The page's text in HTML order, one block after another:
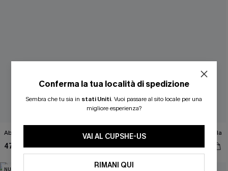
Abito midi verde Pine Trail
47,00 €
Parte superiore color marrone betulla
35,00 €
NUOVI NUOVI
Conferma la tua località di spedizione
Sembra che tu sia in stati Uniti. Vuoi passare al sito locale per una
migliore esperienza?
VAI AL CUPSHE-US
RIMANI QUI
ISCRIVITI PER OTTENERE
20% DI SCONTO SU 2 O PIÙ ARTICOLI